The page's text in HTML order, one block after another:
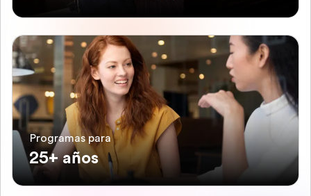
Programas para
25+ años